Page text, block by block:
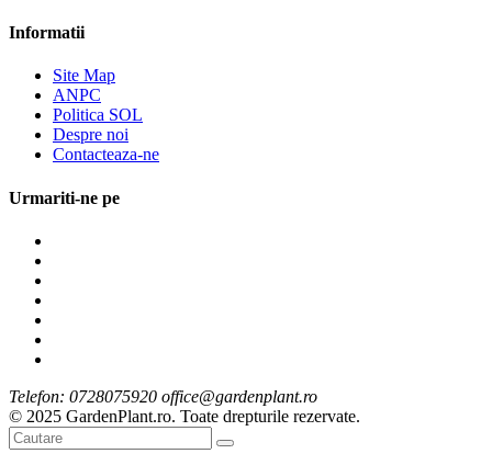
Informatii
Site Map
ANPC
Politica SOL
Despre noi
Contacteaza-ne
Urmariti-ne pe
Telefon: 0728075920 office@gardenplant.ro
© 2025 GardenPlant.ro. Toate drepturile rezervate.